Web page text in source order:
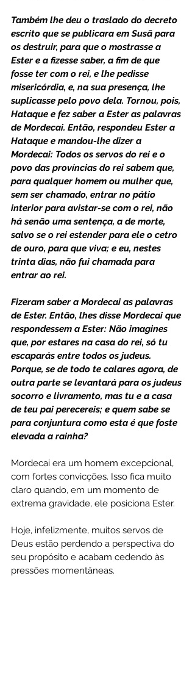
Também lhe deu o traslado do decreto
escrito que se publicara em Susã para
os destruir, para que o mostrasse a
Ester e a fizesse saber, a fim de que
fosse ter com o rei, e lhe pedisse
misericórdia, e, na sua presença, lhe
suplicasse pelo povo dela. Tornou, pois,
Hataque e fez saber a Ester as palavras
de Mordecai. Então, respondeu Ester a
Hataque e mandou-lhe dizer a
Mordecai: Todos os servos do rei e o
povo das províncias do rei sabem que,
para qualquer homem ou mulher que,
sem ser chamado, entrar no pátio
interior para avistar-se com o rei, não
há senão uma sentença, a de morte,
salvo se o rei estender para ele o cetro
de ouro, para que viva; e eu, nestes
trinta dias, não fui chamada para
entrar ao rei.
Fizeram saber a Mordecai as palavras
de Ester. Então, lhes disse Mordecai que
respondessem a Ester: Não imagines
que, por estares na casa do rei, só tu
escaparás entre todos os judeus.
Porque, se de todo te calares agora, de
outra parte se levantará para os judeus
socorro e livramento, mas tu e a casa
de teu pai perecereis; e quem sabe se
para conjuntura como esta é que foste
elevada a rainha?
Mordecai era um homem excepcional,
com fortes convicções. Isso fica muito
claro quando, em um momento de
extrema gravidade, ele posiciona Ester.
Hoje, infelizmente, muitos servos de
Deus estão perdendo a perspectiva do
seu propósito e acabam cedendo às
pressões momentâneas.